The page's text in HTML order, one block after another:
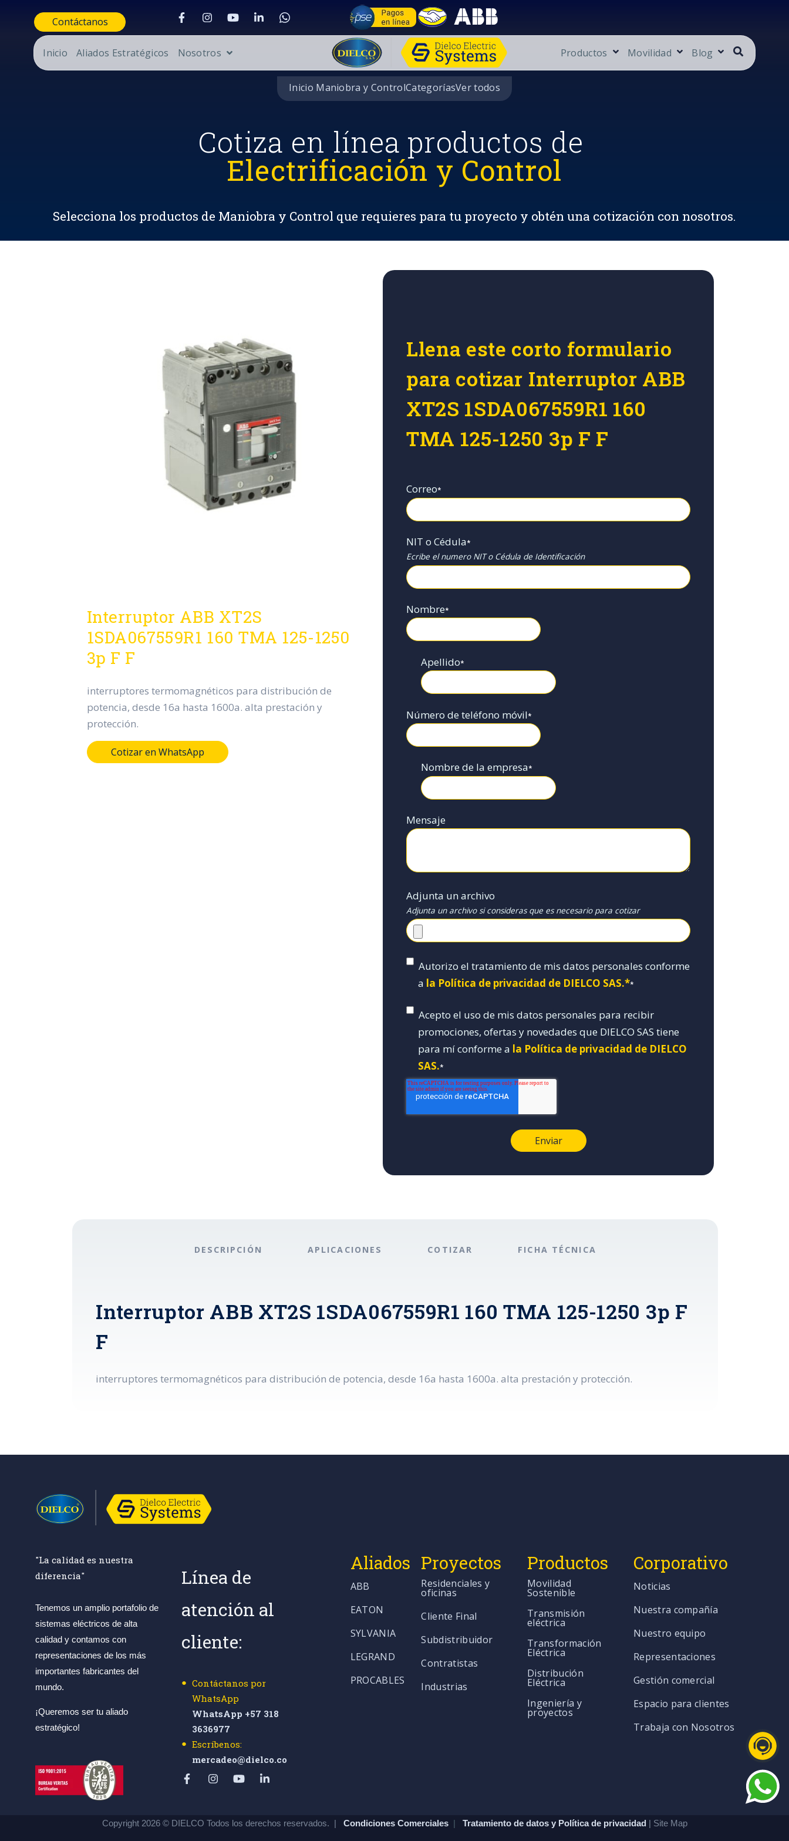
Contáctanos
Inicio Aliados Estratégicos Nosotros Productos Movilidad Blog
Inicio Maniobra y ControlCategoríasVer todos
Cotiza en línea productos de
Electrificación y Control
Selecciona los productos de Maniobra y Control que requieres para tu proyecto y obtén una cotización con nosotros.
Interruptor ABB XT2S
1SDA067559R1 160 TMA 125-1250
3p F F
interruptores termomagnéticos para distribución de
potencia, desde 16a hasta 1600a. alta prestación y
protección.
Cotizar en WhatsApp
Llena este corto formulario
para cotizar Interruptor ABB
XT2S 1SDA067559R1 160
TMA 125-1250 3p F F
Correo*
NIT o Cédula*
Ecribe el numero NIT o Cédula de Identificación
Nombre*
Apellido*
Número de teléfono móvil*
Nombre de la empresa*
Mensaje
Adjunta un archivo
Adjunta un archivo si consideras que es necesario para cotizar
Autorizo el tratamiento de mis datos personales conforme
a la Política de privacidad de DIELCO SAS.**
Acepto el uso de mis datos personales para recibir
promociones, ofertas y novedades que DIELCO SAS tiene
para mí conforme a la Política de privacidad de DIELCO
SAS.*
DESCRIPCIÓN APLICACIONES COTIZAR FICHA TÉCNICA
Interruptor ABB XT2S 1SDA067559R1 160 TMA 125-1250 3p F
F
interruptores termomagnéticos para distribución de potencia, desde 16a hasta 1600a. alta prestación y protección.
"La calidad es nuestra
diferencia"
Tenemos un amplio portafolio de
sistemas eléctricos de alta
calidad y contamos con
representaciones de los más
importantes fabricantes del
mundo.
¡Queremos ser tu aliado
estratégico!
Línea de
atención al
cliente:
Contáctanos por
WhatsApp
WhatsApp +57 318
3636977
Escríbenos:
mercadeo@dielco.co
Aliados
ABB
EATON
SYLVANIA
LEGRAND
PROCABLES
Proyectos
Residenciales y
oficinas
Cliente Final
Subdistribuidor
Contratistas
Industrias
Productos
Movilidad
Sostenible
Transmisión
eléctrica
Transformación
Eléctrica
Distribución
Eléctrica
Ingeniería y
proyectos
Corporativo
Noticias
Nuestra compañía
Nuestro equipo
Representaciones
Gestión comercial
Espacio para clientes
Trabaja con Nosotros
Copyright 2026 © DIELCO Todos los derechos reservados. | Condiciones Comerciales| Tratamiento de datos y Política de privacidad | Site Map